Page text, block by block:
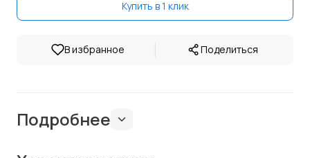
Купить в 1 клик
В избранное | Поделиться
Подробнее